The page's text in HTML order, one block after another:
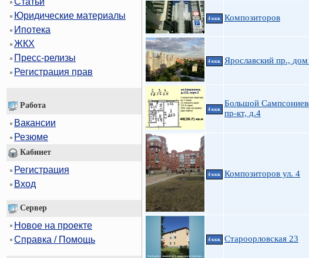
Юридические материалы
Ипотека
ЖКХ
Пресс-релизы
Регистрация прав
Работа
Вакансии
Резюме
Кабинет
Регистрация
Вход
Сервер
Новое на проекте
Справка / Помощь
4 ккв. Композиторов
4 ккв. Ярославский пр.,
4 ккв.
Большой
пр-кт, д.4
4 ккв. Композиторов ул. 4
4 ккв. Староорловская 23